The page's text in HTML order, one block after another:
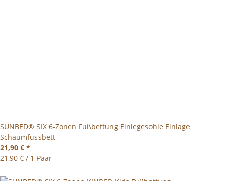
SUNBED® SIX 6-Zonen Fußbettung Einlegesohle Einlage
Schaumfussbett
21,90 € *
21,90 € / 1 Paar